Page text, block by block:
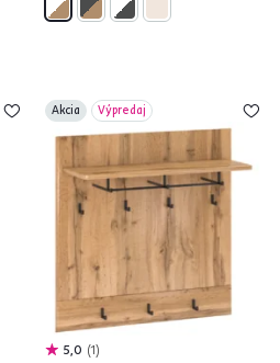
Akcia Výpredaj
5,0 1